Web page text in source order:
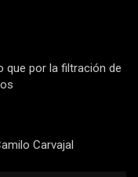
que por la filtración de
Carvajal